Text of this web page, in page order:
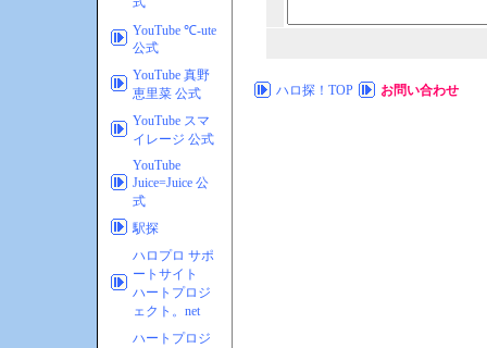
YouTube ℃-ute
公式
YouTube 真野
恵里菜 公式
YouTube スマ
イレージ 公式
YouTube
Juice=Juice 公
式
駅探
ハロプロ サポ
ートサイト
ハートプロジ
ェクト。net
ハートプロジ
ハロ探！TOP お問い合わせ